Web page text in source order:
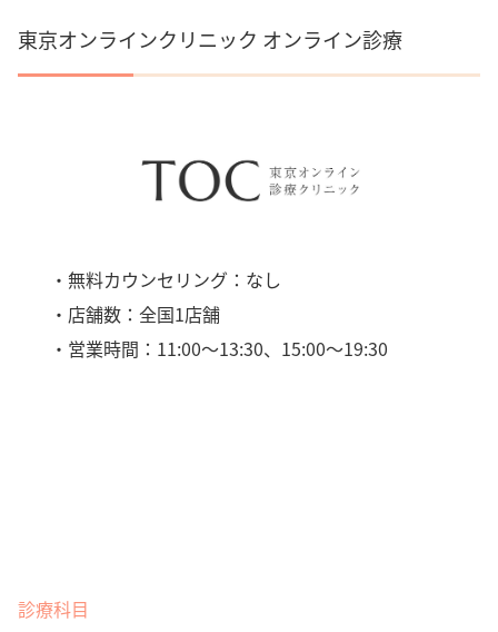
東京オンラインクリニック オンライン診療
・無料カウンセリング：なし
・店舗数：全国1店舗
・営業時間：11:00〜13:30、15:00〜19:30
診療科目